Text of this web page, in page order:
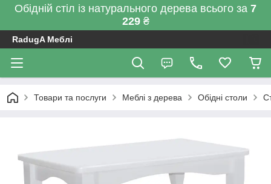
Обідній стіл із натурального дерева всього за 7
229₴
RadugA Меблі
Товари та послуги Меблі з дерева Обідні столи